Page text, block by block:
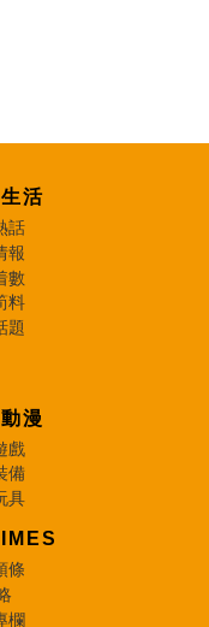
活
話
報
數
料
題
漫
戲
備
具
條
欄